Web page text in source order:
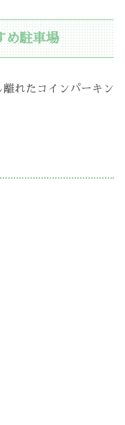
め駐車場
れたコインパーキン